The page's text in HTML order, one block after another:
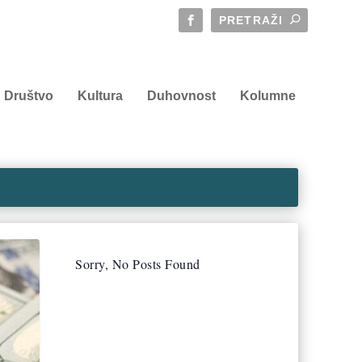
Društvo Kultura Duhovnost Kolumne
Sorry, No Posts Found